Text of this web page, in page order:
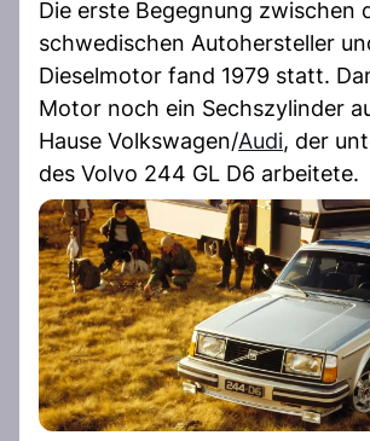
Die erste Begegnung zwischen
schwedischen Autohersteller
Dieselmotor fand 1979 statt.
Motor noch ein Sechszylinder
Hause Volkswagen/Audi, der
des Volvo 244 GL D6 arbeitete.